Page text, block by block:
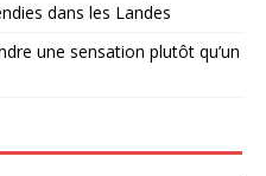
dans les Landes
une sensation plutôt qu’un